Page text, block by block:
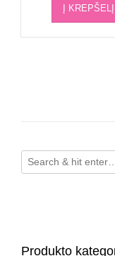
Į KREPŠELĮ
Produkto